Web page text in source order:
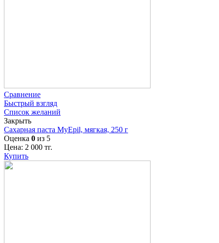
Сравнение
Быстрый взгляд
Список желаний
Закрыть
Сахарная паста MyEpil, мягкая, 250 г
Оценка 0 из 5
Цена: 2 000 тг.
Купить